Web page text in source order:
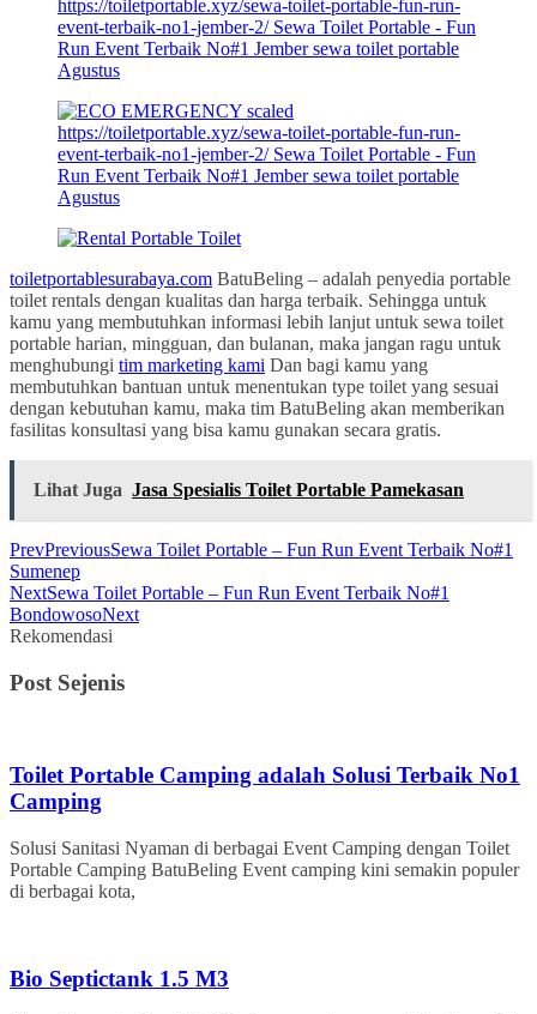
toiletportablesurabaya.com BatuBeling – adalah penyedia portable
toilet rentals dengan kualitas dan harga terbaik. Sehingga untuk
kamu yang membutuhkan informasi lebih lanjut untuk sewa toilet
portable harian, mingguan, dan bulanan, maka jangan ragu untuk
menghubungi tim marketing kami Dan bagi kamu yang
membutuhkan bantuan untuk menentukan type toilet yang sesuai
dengan kebutuhan kamu, maka tim BatuBeling akan memberikan
fasilitas konsultasi yang bisa kamu gunakan secara gratis.
Lihat Juga Jasa Spesialis Toilet Portable Pamekasan
PrevPreviousSewa Toilet Portable – Fun Run Event Terbaik No#1
Sumenep
NextSewa Toilet Portable – Fun Run Event Terbaik No#1
BondowosoNext
Rekomendasi
Post Sejenis
Toilet Portable Camping adalah Solusi Terbaik No1
Camping
Solusi Sanitasi Nyaman di berbagai Event Camping dengan Toilet
Portable Camping BatuBeling Event camping kini semakin populer
di berbagai kota,
Bio Septictank 1.5 M3